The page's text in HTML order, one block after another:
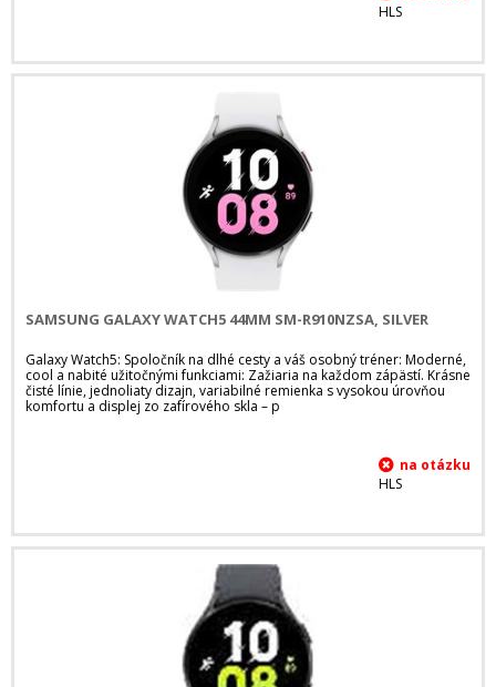
HLS
SAMSUNG GALAXY WATCH5 44MM SM-R910NZSA, SILVER
Galaxy Watch5: Spoločník na dlhé cesty a váš osobný tréner: Moderné,
cool a nabité užitočnými funkciami: Zažiaria na každom zápästí. Krásne
čisté línie, jednoliaty dizajn, variabilné remienka s vysokou úrovňou
komfortu a displej zo zafírového skla – p
HLS